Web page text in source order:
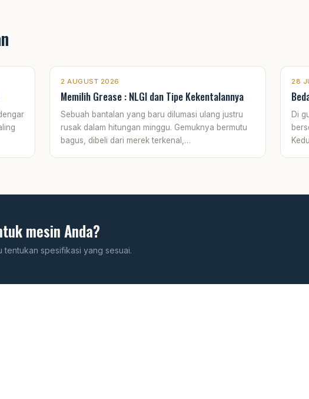
2 AUGUST 2026
Memilih Grease : NLGI dan Tipe Kekentalannya
Sebuah bantalan yang baru dilumasi ulang justru
rusak dalam hitungan minggu. Gemuknya bermutu
bagus, dibeli dari merek terkenal,…
28
Di
mesin Anda?
tentukan spesifikasi yang sesuai.